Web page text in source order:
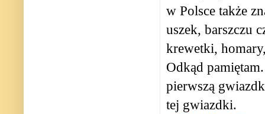
w Polsce także
uszek, barszczu
krewetki,
Odkąd
pierwszą
tej gwiazdki.